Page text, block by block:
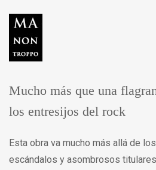
Mucho más que una
los entresijos del rock
Esta obra va mucho más allá de
escándalos y asombrosos